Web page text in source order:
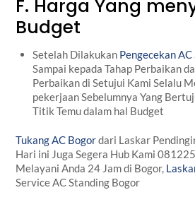
F. Harga Yang
Budget
Setelah Dilakukan Pengecekan AC
Sampai kepada Tahap Perbaikan
Perbaikan di Setujui Kami Selalu
pekerjaan Sebelumnya Yang
Titik Temu dalam hal Budget
Tukang AC Bogordari Laskar
Hari ini Juga Segera Hub Kami
Melayani Anda 24 Jam di Bogor,
Service AC Standing Bogor